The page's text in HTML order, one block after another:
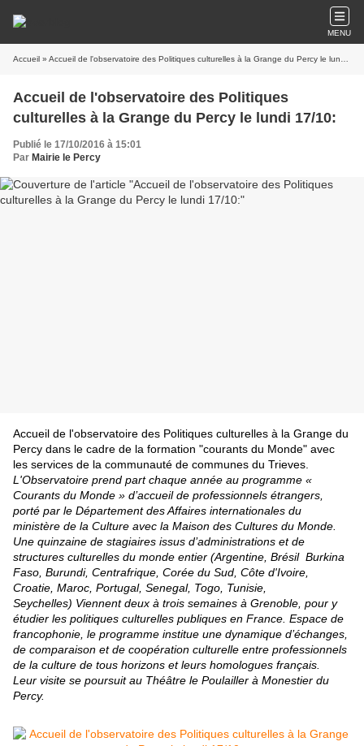
MENU
Accueil » Accueil de l'observatoire des Politiques culturelles à la Grange du Percy le lundi 17/10:
Accueil de l'observatoire des Politiques
culturelles à la Grange du Percy le lundi 17/10:
Publié le 17/10/2016 à 15:01
Par Mairie le Percy
Accueil de l'observatoire des Politiques culturelles à la Grange du
Percy dans le cadre de la formation "courants du Monde" avec
les services de la communauté de communes du Trieves.
L'Observatoire prend part chaque année au programme «
Courants du Monde » d’accueil de professionnels étrangers,
porté par le Département des Affaires internationales du
ministère de la Culture avec la Maison des Cultures du Monde.
Une quinzaine de stagiaires issus d’administrations et de
structures culturelles du monde entier (Argentine, Brésil Burkina
Faso, Burundi, Centrafrique, Corée du Sud, Côte d'Ivoire,
Croatie, Maroc, Portugal, Senegal, Togo, Tunisie,
Seychelles) Viennent deux à trois semaines à Grenoble, pour y
étudier les politiques culturelles publiques en France. Espace de
francophonie, le programme institue une dynamique d’échanges,
de comparaison et de coopération culturelle entre professionnels
de la culture de tous horizons et leurs homologues français.
Leur visite se poursuit au Théâtre le Poulailler à Monestier du
Percy.